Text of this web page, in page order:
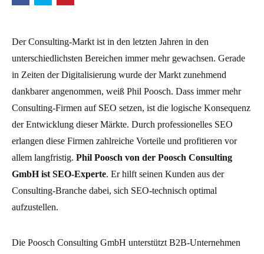
Der Consulting-Markt ist in den letzten Jahren in den
unterschiedlichsten Bereichen immer mehr gewachsen. Gerade
in Zeiten der Digitalisierung wurde der Markt zunehmend
dankbarer angenommen, weiß Phil Poosch. Dass immer mehr
Consulting-Firmen auf SEO setzen, ist die logische Konsequenz
der Entwicklung dieser Märkte. Durch professionelles SEO
erlangen diese Firmen zahlreiche Vorteile und profitieren vor
allem langfristig. Phil Poosch von der Poosch Consulting
GmbH ist SEO-Experte. Er hilft seinen Kunden aus der
Consulting-Branche dabei, sich SEO-technisch optimal
aufzustellen.
Die Poosch Consulting GmbH unterstützt B2B-Unternehmen